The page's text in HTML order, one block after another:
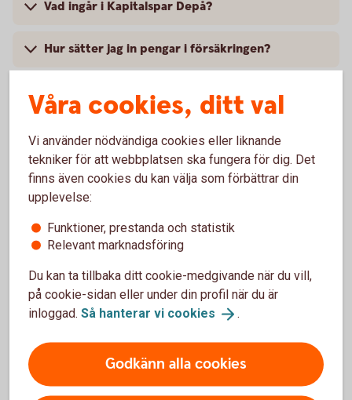
Vad ingår i Kapitalspar Depå?
Hur sätter jag in pengar i försäkringen?
Vad är den lägsta tillåtna insättningen i
Kapitalspar Depå?
Jag har satt in pengar i försäkringen. När finns
pengarna tillgängliga på depåkontot, så att jag
kan köpa aktier?
Hur kan jag handla värdepapper i min
försäkring?
Jag vill byta från fond till depåkonto, hur gör
jag?
Kan jag lägga en köporder på aktier om jag sålt
aktier trots att pengarna ännu inte har landat på
depåkontot?
Våra cookies, ditt val
Vi använder nödvändiga cookies eller liknande
tekniker för att webbplatsen ska fungera för dig. Det
finns även cookies du kan välja som förbättrar din
upplevelse:
Funktioner, prestanda och statistik
Relevant marknadsföring
Du kan ta tillbaka ditt cookie-medgivande när du vill,
på cookie-sidan eller under din profil när du är
inloggad. Så hanterar vi cookies .
Godkänn alla cookies